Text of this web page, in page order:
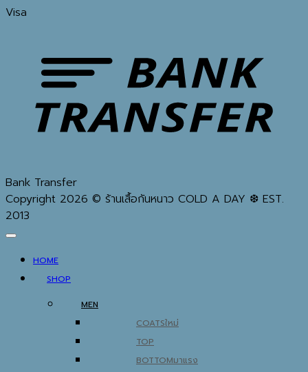
Visa
Bank Transfer
Copyright 2026 © ร้านเสื้อกันหนาว COLD A DAY ❆ EST.
2013
HOME
SHOP
MEN
COATS
TOP
BOTTOM